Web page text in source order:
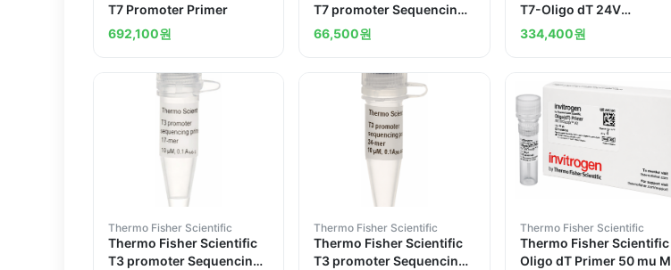
T7 Promoter Primer
692,100원
T7 promoter Sequencing
Primer 20-mer
66,500원
T7-Oligo dT 24V
Promoter Primer
Anchored 100 ng mu l
334,400원
Thermo Fisher Scientific
Thermo Fisher Scientific
T3 promoter Sequencing
Thermo Fisher Scientific
Thermo Fisher Scientific
T3 promoter Sequencing
Thermo Fisher Scientific
Thermo Fisher Scientific
Oligo dT Primer 50 mu M